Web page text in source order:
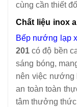
cùng cần thiết
Chất liệu inox
Bếp nướng lạp
201 có độ bền
sáng bóng,
nên việc nướng
an toàn toàn
tâm thưởng